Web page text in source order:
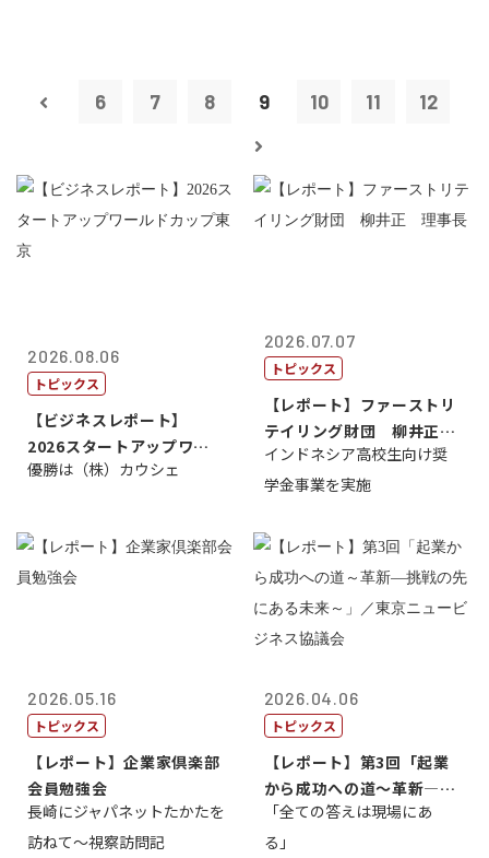
6 7 8 9 10 11 12
2026.08.06
トピックス
【ビジネスレポート】
2026スタートアップワー
ルドカップ東京
優勝は（株）カウシェ
2026.07.07
トピックス
【レポート】ファーストリ
テイリング財団 柳井正
理事長
インドネシア高校生向け奨
学金事業を実施
2026.05.16
トピックス
【レポート】企業家倶楽部
会員勉強会
長崎にジャパネットたかたを
訪ねて～視察訪問記
2026.04.06
トピックス
【レポート】第3回「起業
から成功への道～革新―挑
戦の先にある...
「全ての答えは現場にあ
る」